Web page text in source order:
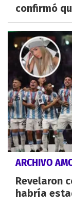
confirmó
ARCHIVO
Revelaron
habría